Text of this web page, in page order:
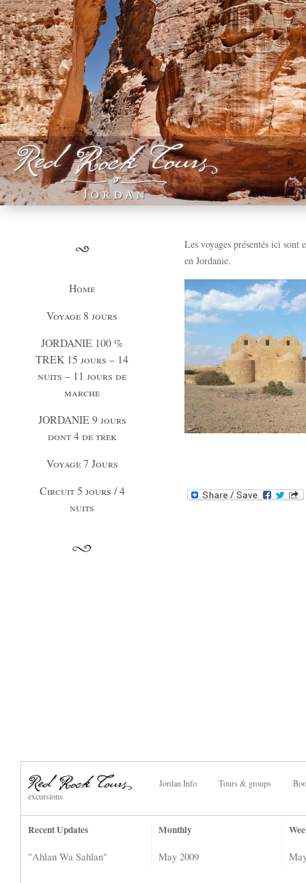
Home
Voyage 8 jours
JORDANIE 100 %
TREK 15 jours – 14
nuits – 11 jours de
marche
JORDANIE 9 jours
dont 4 de trek
Voyage 7 Jours
Circuit 5 jours / 4
nuits
Les voyages présentés ici sont
en Jordanie.
Jordan Info Tours & groups
excursions
Recent Updates
"Ahlan Wa Sahlan"
Monthly
May 2009